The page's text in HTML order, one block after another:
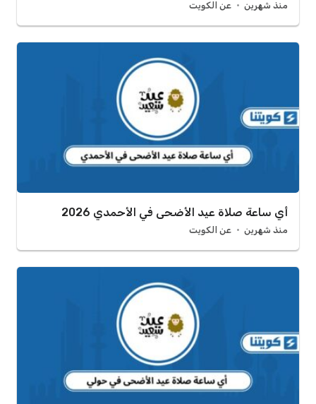
منذ شهرين عن الكويت
أي ساعة صلاة عيد الأضحى في الأحمدي 2026
منذ شهرين عن الكويت